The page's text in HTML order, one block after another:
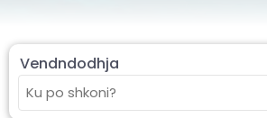
Vendndodhja